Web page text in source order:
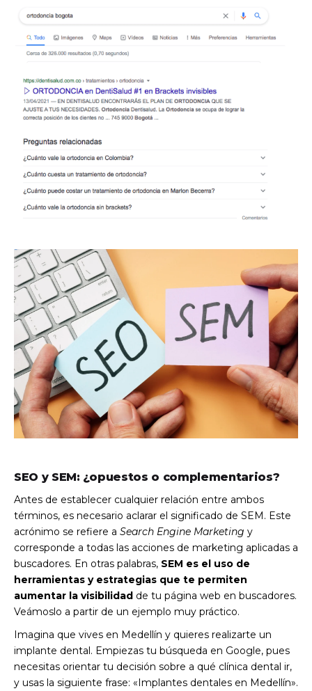
SEO y SEM: ¿opuestos o complementarios?
Antes de establecer cualquier relación entre ambos
términos, es necesario aclarar el significado de SEM. Este
acrónimo se refiere a Search Engine Marketing y
corresponde a todas las acciones de marketing aplicadas a
buscadores. En otras palabras, SEM es el uso de
herramientas y estrategias que te permiten
aumentar la visibilidad de tu página web en buscadores.
Veámoslo a partir de un ejemplo muy práctico.
Imagina que vives en Medellín y quieres realizarte un
implante dental. Empiezas tu búsqueda en Google, pues
necesitas orientar tu decisión sobre a qué clínica dental ir,
y usas la siguiente frase: «Implantes dentales en Medellín».